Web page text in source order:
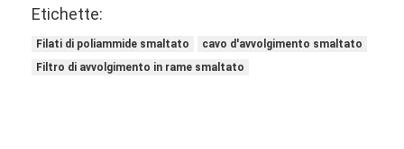
Zero.006
23 0.574
+0.003
0.570
0.576 0.627 0.632
-
+0.002
Etichette:
Filati di poliammide smaltato
cavo d'avvolgimento smaltato
Filtro di avvolgimento in rame smaltato